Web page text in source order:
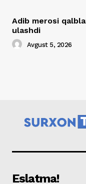
Adib merosi
ulashdi
Avgust 5, 2026
Eslatma!